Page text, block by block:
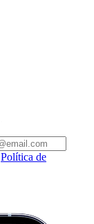
Política de